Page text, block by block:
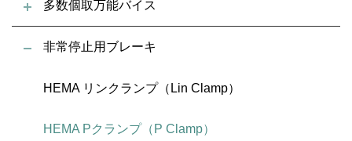
多数個取万能バイス
非常停止用ブレーキ
HEMA リンクランプ（Lin Clamp）
HEMA Pクランプ（P Clamp）